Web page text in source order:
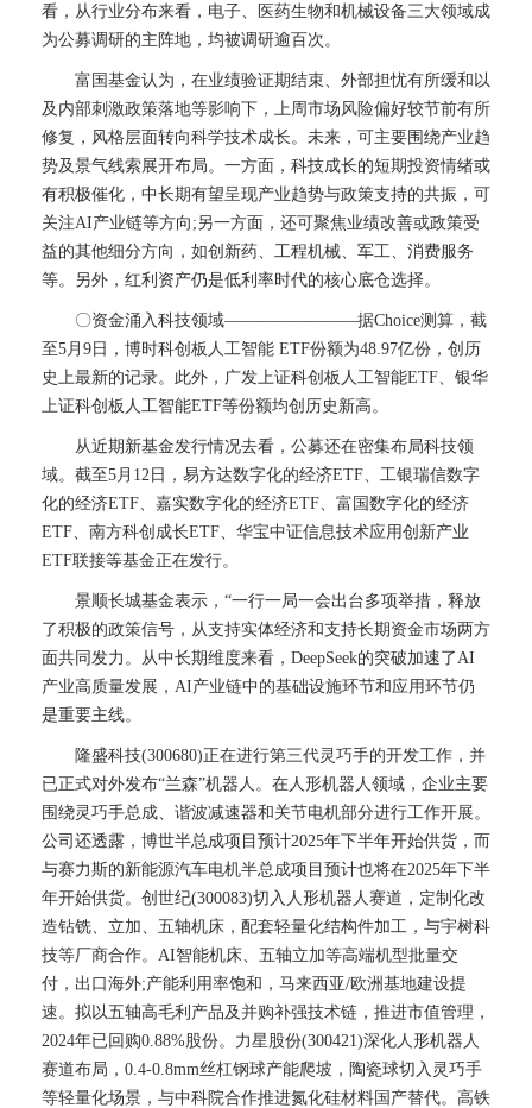
看，从行业分布来看，电子、医药生物和机械设备三大领域成
为公募调研的主阵地，均被调研逾百次。
富国基金认为，在业绩验证期结束、外部担忧有所缓和以
及内部刺激政策落地等影响下，上周市场风险偏好较节前有所
修复，风格层面转向科学技术成长。未来，可主要围绕产业趋
势及景气线索展开布局。一方面，科技成长的短期投资情绪或
有积极催化，中长期有望呈现产业趋势与政策支持的共振，可
关注AI产业链等方向;另一方面，还可聚焦业绩改善或政策受
益的其他细分方向，如创新药、工程机械、军工、消费服务
等。另外，红利资产仍是低利率时代的核心底仓选择。
〇资金涌入科技领域————————据Choice测算，截
至5月9日，博时科创板人工智能 ETF份额为48.97亿份，创历
史上最新的记录。此外，广发上证科创板人工智能ETF、银华
上证科创板人工智能ETF等份额均创历史新高。
从近期新基金发行情况去看，公募还在密集布局科技领
域。截至5月12日，易方达数字化的经济ETF、工银瑞信数字
化的经济ETF、嘉实数字化的经济ETF、富国数字化的经济
ETF、南方科创成长ETF、华宝中证信息技术应用创新产业
ETF联接等基金正在发行。
景顺长城基金表示，“一行一局一会出台多项举措，释放
了积极的政策信号，从支持实体经济和支持长期资金市场两方
面共同发力。从中长期维度来看，DeepSeek的突破加速了AI
产业高质量发展，AI产业链中的基础设施环节和应用环节仍
是重要主线。
隆盛科技(300680)正在进行第三代灵巧手的开发工作，并
已正式对外发布“兰森”机器人。在人形机器人领域，企业主要
围绕灵巧手总成、谐波减速器和关节电机部分进行工作开展。
公司还透露，博世半总成项目预计2025年下半年开始供货，而
与赛力斯的新能源汽车电机半总成项目预计也将在2025年下半
年开始供货。创世纪(300083)切入人形机器人赛道，定制化改
造钻铣、立加、五轴机床，配套轻量化结构件加工，与宇树科
技等厂商合作。AI智能机床、五轴立加等高端机型批量交
付，出口海外;产能利用率饱和，马来西亚/欧洲基地建设提
速。拟以五轴高毛利产品及并购补强技术链，推进市值管理，
2024年已回购0.88%股份。力星股份(300421)深化人形机器人
赛道布局，0.4-0.8mm丝杠钢球产能爬坡，陶瓷球切入灵巧手
等轻量化场景，与中科院合作推进氮化硅材料国产替代。高铁